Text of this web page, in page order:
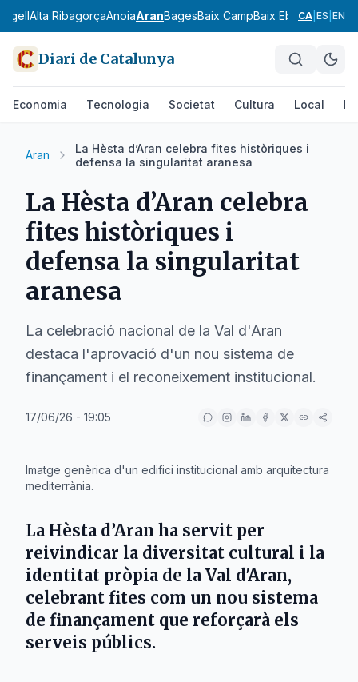
Alta RibagorçaAnoiaAranBagesBaix CampBaix EbreBaix
CA ES EN
Diari de Catalunya
Economia Tecnologia Societat Cultura Local
Aran
La Hèsta d’Aran celebra fites històriques i
defensa la singularitat aranesa
La Hèsta d’Aran celebra
fites històriques i
defensa la singularitat
aranesa
La celebració nacional de la Val d'Aran
destaca l'aprovació d'un nou sistema de
finançament i el reconeixement institucional.
17/06/26 - 19:05
Imatge genèrica d'un edifici institucional amb arquitectura
mediterrània.
La Hèsta d’Aran ha servit per
reivindicar la diversitat cultural i la
identitat pròpia de la Val d'Aran,
celebrant fites com un nou sistema
de finançament que reforçarà els
serveis públics.